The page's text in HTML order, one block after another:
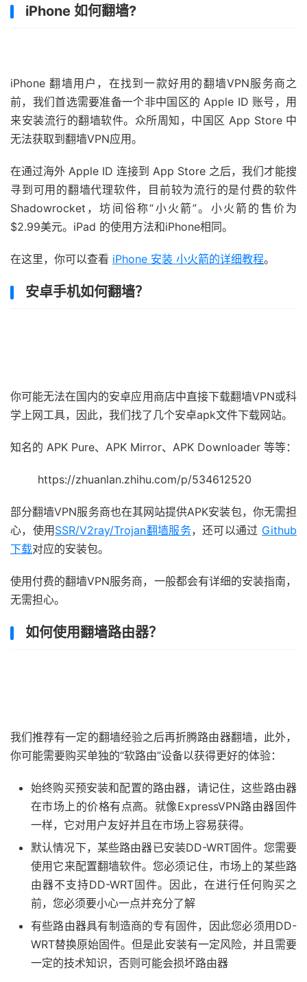
iPhone 如何翻墙?
iPhone 翻墙用户，在找到一款好用的翻墙VPN服务商之
前，我们首选需要准备一个非中国区的 Apple ID 账号，用
来安装流行的翻墙软件。众所周知，中国区 App Store 中
无法获取到翻墙VPN应用。
在通过海外 Apple ID 连接到 App Store 之后，我们才能搜
寻到可用的翻墙代理软件，目前较为流行的是付费的软件
Shadowrocket，坊间俗称“小火箭”。小火箭的售价为
$2.99美元。iPad 的使用方法和iPhone相同。
在这里，你可以查看 iPhone 安装 小火箭的详细教程。
安卓手机如何翻墙？
你可能无法在国内的安卓应用商店中直接下载翻墙VPN或科
学上网工具，因此，我们找了几个安卓apk文件下载网站。
知名的 APK Pure、APK Mirror、APK Downloader 等等：
https://zhuanlan.zhihu.com/p/534612520
部分翻墙VPN服务商也在其网站提供APK安装包，你无需担
心，使用 SSR/V2ray/Trojan翻墙服务，还可以通过 Github
下载对应的安装包。
使用付费的翻墙VPN服务商，一般都会有详细的安装指南，
无需担心。
如何使用翻墙路由器？
我们推荐有一定的翻墙经验之后再折腾路由器翻墙，此外，
你可能需要购买单独的“软路由”设备以获得更好的体验：
始终购买预安装和配置的路由器，请记住，这些路由器
在市场上的价格有点高。就像ExpressVPN路由器固件
一样，它对用户友好并且在市场上容易获得。
默认情况下，某些路由器已安装DD-WRT固件。您需要
使用它来配置翻墙软件。您必须记住，市场上的某些路
由器不支持DD-WRT固件。因此，在进行任何购买之
前，您必须要小心一点并充分了解
有些路由器具有制造商的专有固件，因此您必须用DD-
WRT替换原始固件。但是此安装有一定风险，并且需要
一定的技术知识，否则可能会损坏路由器